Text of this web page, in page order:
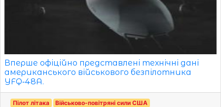
Вперше офіційно представлені технічні дані
американського військового безпілотника
YFQ‑48A.
Пілот літака
Військово-повітряні сили США